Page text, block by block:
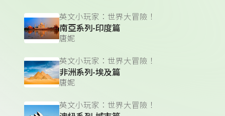
英文小玩家：世界大冒險！
南亞系列-印度篇
唐妮
英文小玩家：世界大冒險！
非洲系列-埃及篇
唐妮
英文小玩家：世界大冒險！